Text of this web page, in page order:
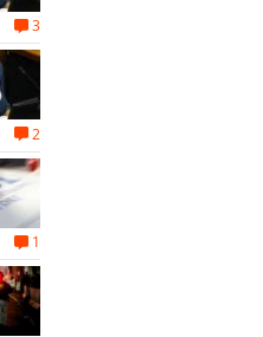
3
2
1